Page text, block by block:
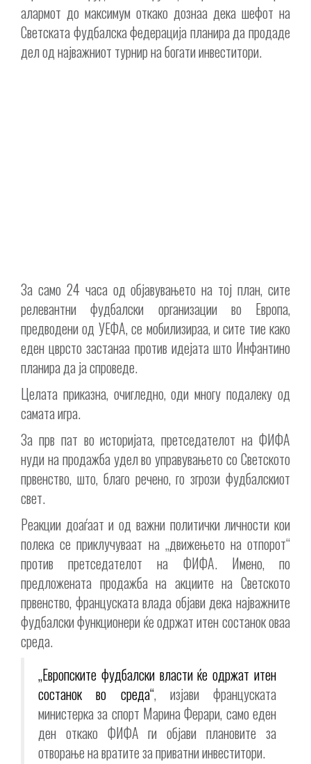
алармот до максимум откако дознаа дека шефот на
Светската фудбалска федерација планира да продаде
дел од најважниот турнир на богати инвеститори.
За само 24 часа од објавувањето на тој план, сите
релевантни фудбалски организации во Европа,
предводени од УЕФА, се мобилизираа, и сите тие како
еден цврсто застанаа против идејата што Инфантино
планира да ја спроведе.
Целата приказна, очигледно, оди многу подалеку од
самата игра.
За прв пат во историјата, претседателот на ФИФА
нуди на продажба удел во управувањето со Светското
првенство, што, благо речено, го згрози фудбалскиот
свет.
Реакции доаѓаат и од важни политички личности кои
полека се приклучуваат на „движењето на отпорот“
против претседателот на ФИФА. Имено, по
предложената продажба на акциите на Светското
првенство, француската влада објави дека најважните
фудбалски функционери ќе одржат итен состанок оваа
среда.
„Европските фудбалски власти ќе одржат итен
состанок во среда“, изјави француската
министерка за спорт Марина Ферари, само еден
ден откако ФИФА ги објави плановите за
отворање на вратите за приватни инвеститори.